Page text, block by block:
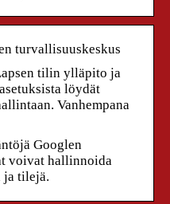
turvallisuuskeskus
tilin ylläpito ja
löydät
Vanhempana
Googlen
voivat hallinnoida
ja tilejä.